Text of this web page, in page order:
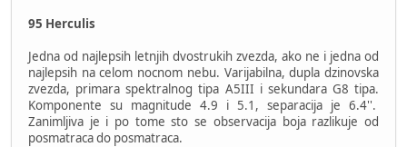
95 Herculis
Jedna od najlepsih letnjih dvostrukih zvezda, ako ne i jedna od
najlepsih na celom nocnom nebu. Varijabilna, dupla dzinovska
zvezda, primara spektralnog tipa A5III i sekundara G8 tipa.
Komponente su magnitude 4.9 i 5.1, separacija je 6.4''.
Zanimljiva je i po tome sto se observacija boja razlikuje od
posmatraca do posmatraca.